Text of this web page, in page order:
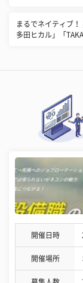
まるでネイティブ
多田ヒカル」「TAKA
開催日時
開催場所